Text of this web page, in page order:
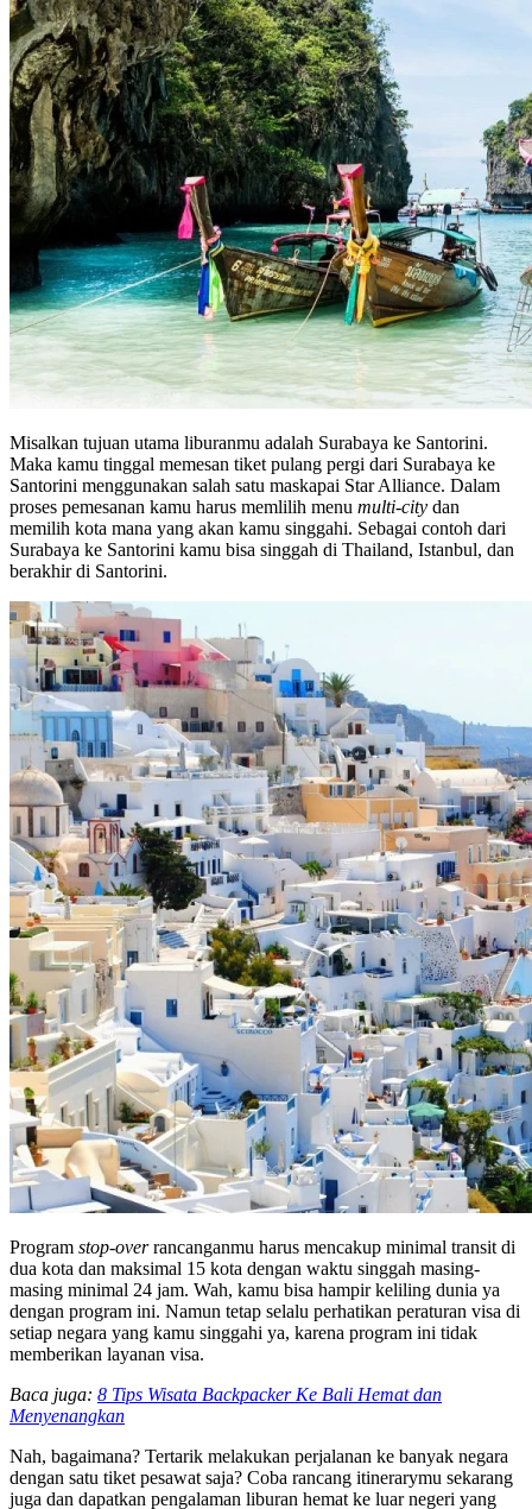
Misalkan tujuan utama liburanmu adalah Surabaya ke Santorini.
Maka kamu tinggal memesan tiket pulang pergi dari Surabaya ke
Santorini menggunakan salah satu maskapai Star Alliance. Dalam
proses pemesanan kamu harus memlilih menu multi-city dan
memilih kota mana yang akan kamu singgahi. Sebagai contoh dari
Surabaya ke Santorini kamu bisa singgah di Thailand, Istanbul, dan
berakhir di Santorini.
Program stop-overrancanganmu harus mencakup minimal transit di
dua kota dan maksimal 15 kota dengan waktu singgah masing-
masing minimal 24 jam. Wah, kamu bisa hampir keliling dunia ya
dengan program ini. Namun tetap selalu perhatikan peraturan visa di
setiap negara yang kamu singgahi ya, karena program ini tidak
memberikan layanan visa.
Baca juga: 8 Tips Wisata Backpacker Ke Bali Hemat dan
Menyenangkan
Nah, bagaimana? Tertarik melakukan perjalanan ke banyak negara
dengan satu tiket pesawat saja? Coba rancang itinerarymu sekarang
juga dan dapatkan pengalaman liburan hemat ke luar negeri yang